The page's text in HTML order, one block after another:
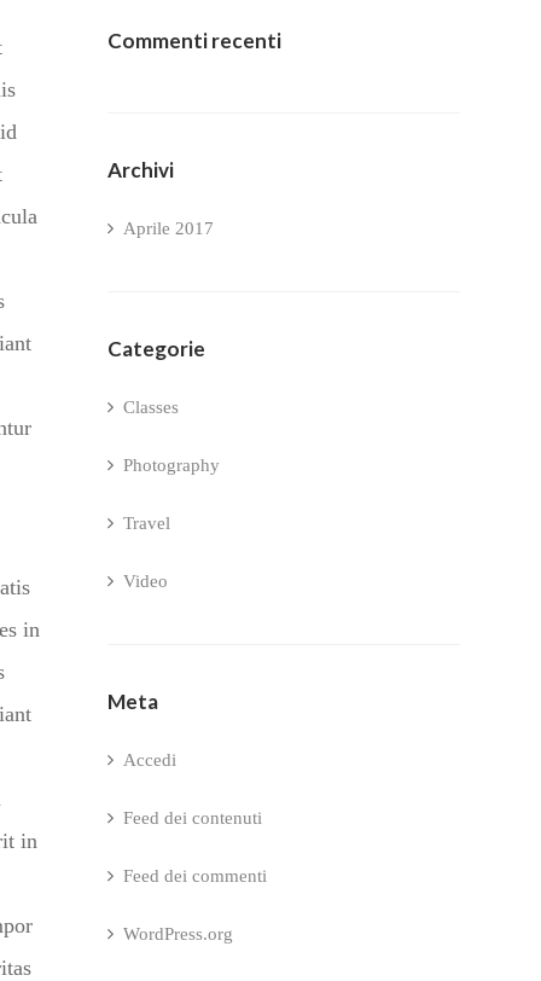
in
in
Commenti recenti
Archivi
Aprile 2017
Categorie
Classes
Photography
Travel
Video
Meta
Accedi
Feed dei contenuti
Feed dei commenti
WordPress.org